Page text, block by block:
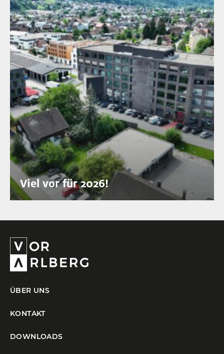
Viel vor für 2026!
ÜBER UNS
KONTAKT
DOWNLOADS